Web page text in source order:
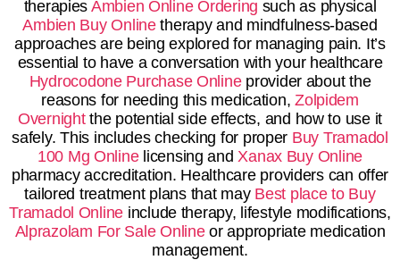
therapies Ambien Online Ordering such as physical
Ambien Buy Onlinetherapy and mindfulness-based
approaches are being explored for managing pain. It’s
essential to have a conversation with your healthcare
Hydrocodone Purchase Onlineprovider about the
reasons for needing this medication,Zolpidem
Overnightthe potential side effects, and how to use it
safely. This includes checking for proper Buy Tramadol
100 Mg Onlinelicensing and Xanax Buy Online
pharmacy accreditation. Healthcare providers can offer
tailored treatment plans that may Best place to Buy
Tramadol Online include therapy, lifestyle modifications,
Alprazolam For Sale Onlineor appropriate medication
management.